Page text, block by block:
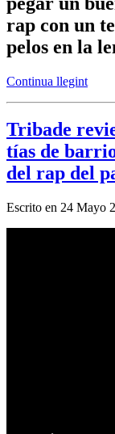
rap con un
pelos en la
Continua llegint
Tribade
tías de
del rap del
Escrito en 24 Mayo